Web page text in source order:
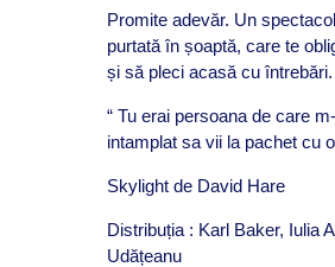
Promite adevăr. Un
purtată în șoaptă, care te
și să pleci acasă cu întrebări.
“ Tu erai persoana de care
intamplat sa vii la pachet cu
Skylight de David Hare
Distribuția : Karl Baker, Iulia
Udățeanu